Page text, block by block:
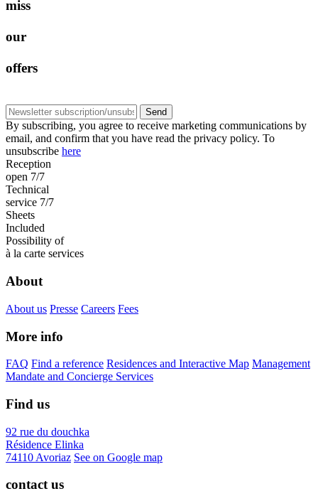
miss
our
offers
Send
By subscribing, you agree to receive marketing communications by
email, and confirm that you have read the privacy policy. To
unsubscribe here
Reception
open 7/7
Technical
service 7/7
Sheets
Included
Possibility of
à la carte services
About
About us Presse Careers Fees
More info
FAQ Find a reference Residences and Interactive Map Management
Mandate and Concierge Services
Find us
92 rue du douchka
Résidence Elinka
74110 Avoriaz See on Google map
contact us